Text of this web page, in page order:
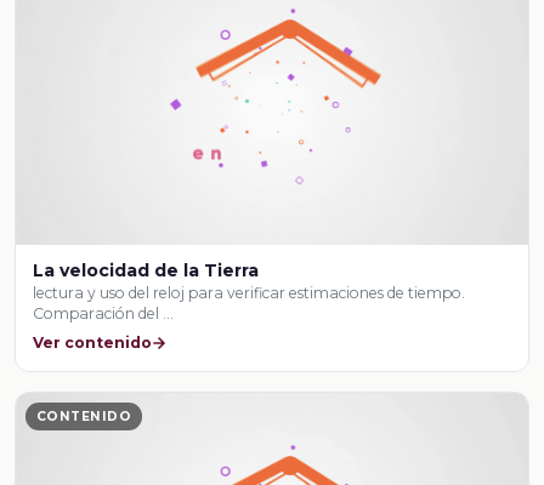
La velocidad de la Tierra
lectura y uso del reloj para verificar estimaciones de tiempo.
Comparación del …
Ver contenido
CONTENIDO